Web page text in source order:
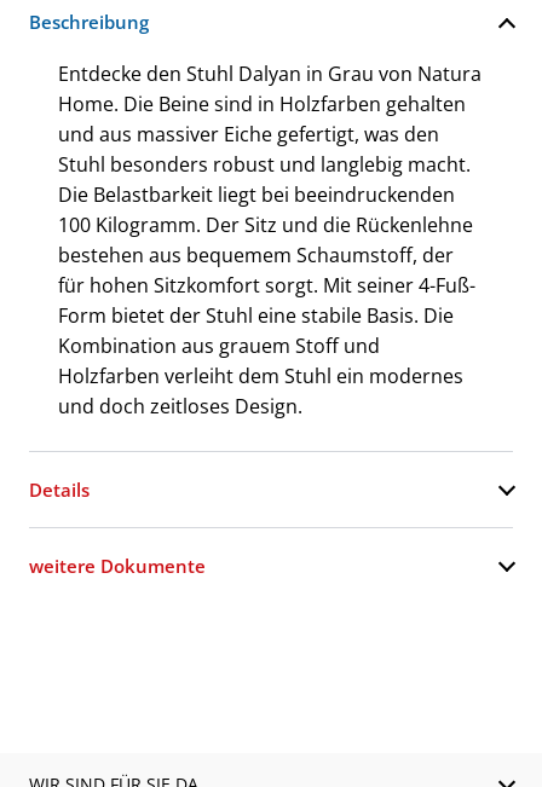
Beschreibung
Entdecke den Stuhl Dalyan in Grau von Natura
Home. Die Beine sind in Holzfarben gehalten
und aus massiver Eiche gefertigt, was den
Stuhl besonders robust und langlebig macht.
Die Belastbarkeit liegt bei beeindruckenden
100 Kilogramm. Der Sitz und die Rückenlehne
bestehen aus bequemem Schaumstoff, der
für hohen Sitzkomfort sorgt. Mit seiner 4-Fuß-
Form bietet der Stuhl eine stabile Basis. Die
Kombination aus grauem Stoff und
Holzfarben verleiht dem Stuhl ein modernes
und doch zeitloses Design.
Details
weitere Dokumente